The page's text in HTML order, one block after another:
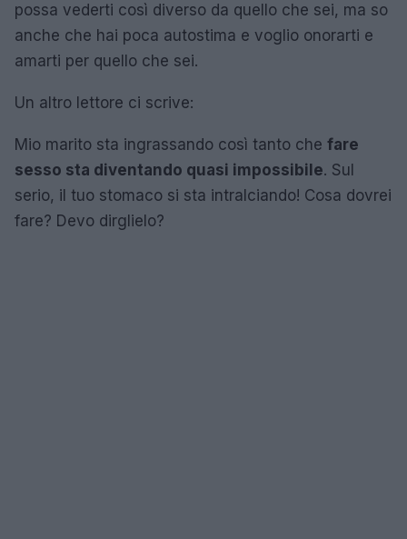
possa vederti così diverso da quello che sei, ma so
anche che hai poca autostima e voglio onorarti e
amarti per quello che sei.
Un altro lettore ci scrive:
Mio marito sta ingrassando così tanto che fare
sesso sta diventando quasi impossibile. Sul
serio, il tuo stomaco si sta intralciando! Cosa dovrei
fare? Devo dirglielo?